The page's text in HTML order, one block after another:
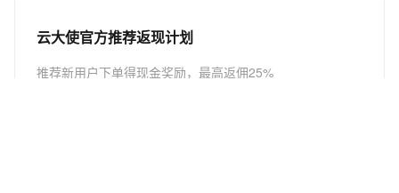
云大使官方推荐返现计划
推荐新用户下单得现金奖励，最高返佣25%